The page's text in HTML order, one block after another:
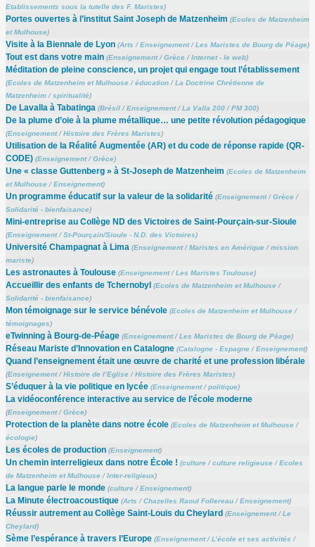
Etablissements sous la tutelle des F. Maristes)
Portes ouvertes à l’institut Saint Joseph de Matzenheim (Ecoles de Matzenheim
et Mulhouse)
Visite à la Biennale de Lyon (Arts /Enseignement/Les Maristes de Bourg de Péage)
Tout est dans votre main (Enseignement/Grèce/Internet - le web)
Méditation de pleine conscience, un projet qui engage tout l’établissement
(Ecoles de Matzenheim et Mulhouse/éducation/La Doctrine Chrétienne de
Matzenheim/spiritualité)
De Lavalla à Tabatinga (Brésil/Enseignement/La Valla 200/PM 300)
De la plume d’oie à la plume métallique… une petite révolution pédagogique
(Enseignement/Histoire des Frères Maristes)
Utilisation de la Réalité Augmentée (AR) et du code de réponse rapide (QR-
CODE) (Enseignement/Grèce)
Une « classe Guttenberg » à St-Joseph de Matzenheim (Ecoles de Matzenheim
et Mulhouse/Enseignement)
Un programme éducatif sur la valeur de la solidarité (Enseignement/Grèce/
Solidarité - bienfaisance)
Mini-entreprise au Collège ND des Victoires de Saint-Pourçain-sur-Sioule
(Enseignement/St-Pourçain/Sioule - N.D. des Victoires)
Université Champagnat à Lima (Enseignement/Maristes en Amérique/mission
mariste)
Les astronautes à Toulouse (Enseignement/Les Maristes Toulouse)
Accueillir des enfants de Tchernobyl (Ecoles de Matzenheim et Mulhouse/
Solidarité - bienfaisance)
Mon témoignage sur le service bénévole (Ecoles de Matzenheim et Mulhouse/
témoignages)
eTwinning à Bourg-de-Péage (Enseignement/Les Maristes de Bourg de Péage)
Réseau Mariste d’Innovation en Catalogne (Catalogne - Espagne/Enseignement)
Quand l’enseignement était une œuvre de charité et une profession libérale
(Enseignement/Histoire de l’Eglise/Histoire des Frères Maristes)
S’éduquer à la vie politique en lycée (Enseignement/politique)
La vidéoconférence interactive au service de l’école moderne
(Enseignement/Grèce)
Protection de la planète dans notre école (Ecoles de Matzenheim et Mulhouse/
écologie)
Les écoles de production (Enseignement)
Un chemin interreligieux dans notre École ! (culture/culture religieuse/Ecoles
de Matzenheim et Mulhouse/Inter-religieux)
La langue parle le monde (culture/Enseignement)
La Minute électroacoustique (Arts /Chazelles Raoul Follereau/Enseignement)
Réussir autrement au Collège Saint-Louis du Cheylard (Enseignement/Le
Cheylard)
Sème l’espérance à travers l’Europe (Enseignement/L’école et ses activités /